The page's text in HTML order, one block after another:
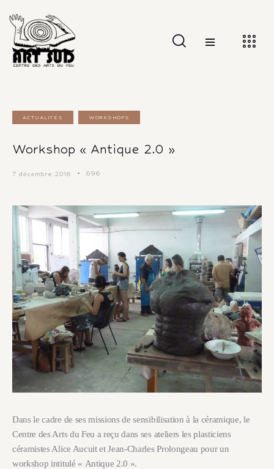
ACTUALITÉS WORKSHOPS
Workshop « Antique 2.0 »
7 décembre 2016 696
Dans le cadre de ses missions de sensibilisation à la céramique, le
Centre des Arts du Feu a reçu dans ses ateliers les plasticiens
céramistes Alice Aucuit et Jean-Charles Prolongeau pour un
workshop intitulé « Antique 2.0 ».